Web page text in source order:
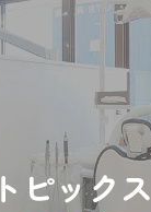
トピックス